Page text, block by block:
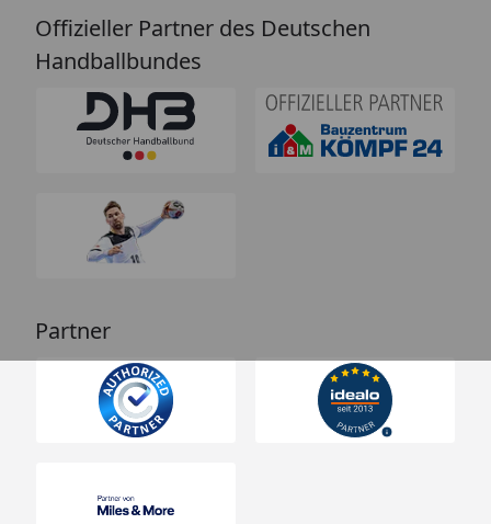
Offizieller Partner des Deutschen
Handballbundes
Partner